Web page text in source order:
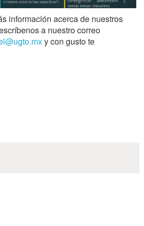
información acerca de nuestros
a nuestro correo
y con gusto te